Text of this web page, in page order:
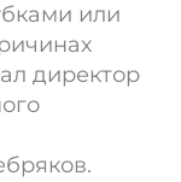
или
директор